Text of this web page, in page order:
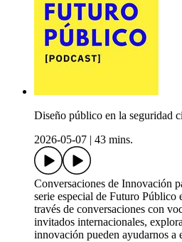
Diseño público en la seguridad
2026-05-07
43 mins.
Conversaciones de Innovación
serie especial de Futuro
través de conversaciones con
invitados internacionales,
innovación pueden ayudarnos a